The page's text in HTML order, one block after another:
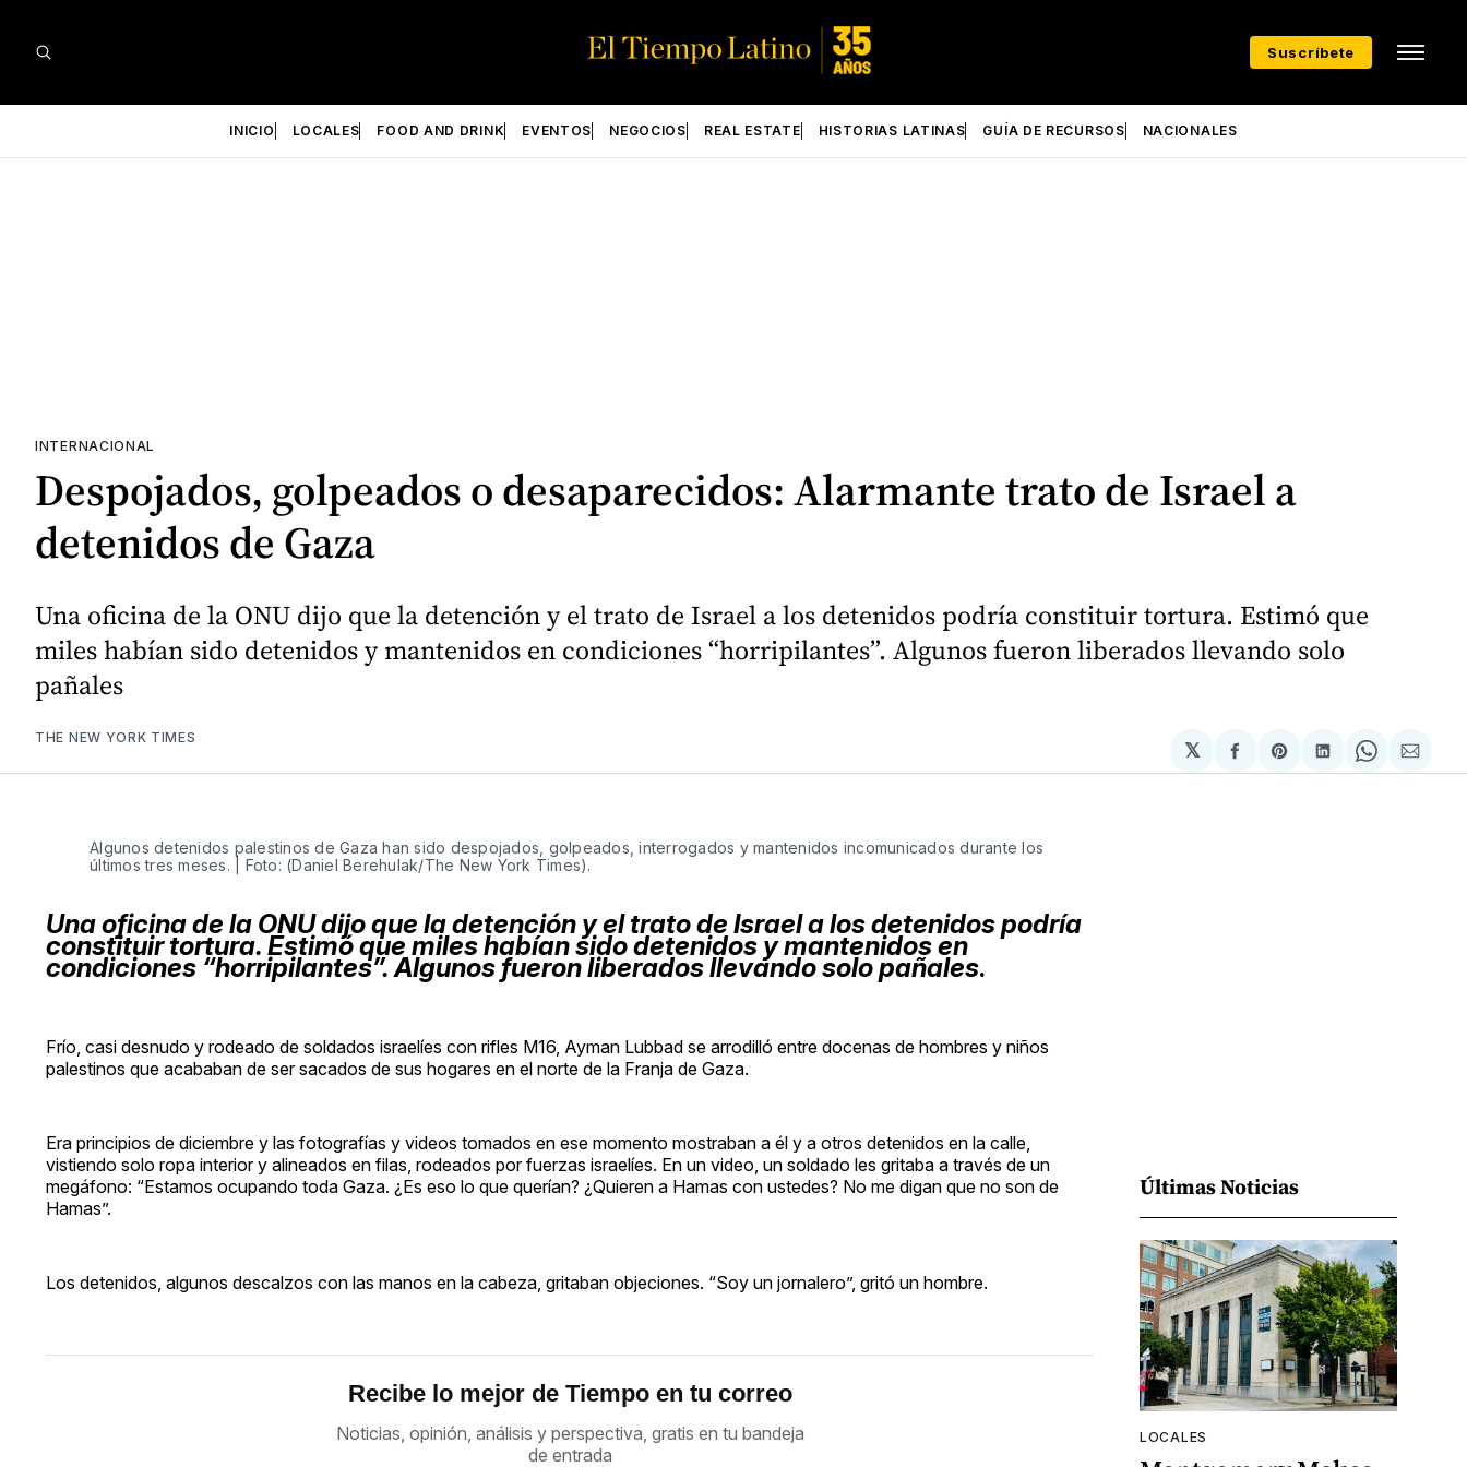
Suscríbete
INICIO LOCALES FOOD AND DRINK EVENTOS NEGOCIOS REAL ESTATE HISTORIAS LATINAS GUÍA DE RECURSOS NACIONALES
INTERNACIONAL
Despojados, golpeados o desaparecidos: Alarmante trato de Israel a
detenidos de Gaza
Una oficina de la ONU dijo que la detención y el trato de Israel a los detenidos podría constituir tortura. Estimó que
miles habían sido detenidos y mantenidos en condiciones “horripilantes”. Algunos fueron liberados llevando solo
pañales
THE NEW YORK TIMES
𝕏
Compartir
en
Share
on
Compartir
en
Share
on
via
Algunos detenidos palestinos de Gaza han sido despojados, golpeados, interrogados y mantenidos incomunicados durante los
últimos tres meses. | Foto: (Daniel Berehulak/The New York Times).
Una oficina de la ONU dijo que la detención y el trato de Israel a los detenidos podría
constituir tortura. Estimó que miles habían sido detenidos y mantenidos en
condiciones “horripilantes”. Algunos fueron liberados llevando solo pañales.
Frío, casi desnudo y rodeado de soldados israelíes con rifles M16, Ayman Lubbad se arrodilló entre docenas de hombres y niños
palestinos que acababan de ser sacados de sus hogares en el norte de la Franja de Gaza.
Era principios de diciembre y las fotografías y videos tomados en ese momento mostraban a él y a otros detenidos en la calle,
vistiendo solo ropa interior y alineados en filas, rodeados por fuerzas israelíes. En un video, un soldado les gritaba a través de un
megáfono: “Estamos ocupando toda Gaza. ¿Es eso lo que querían? ¿Quieren a Hamas con ustedes? No me digan que no son de
Hamas”.
Los detenidos, algunos descalzos con las manos en la cabeza, gritaban objeciones. “Soy un jornalero”, gritó un hombre.
Recibe lo mejor de Tiempo en tu correo
Noticias, opinión, análisis y perspectiva, gratis en tu bandeja
de entrada
Últimas Noticias
LOCALES